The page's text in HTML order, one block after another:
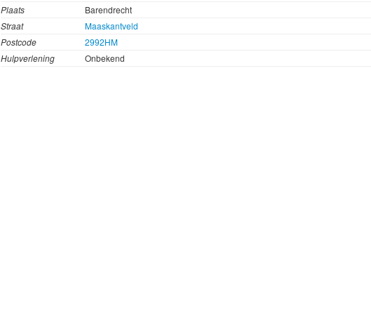
Plaats
Barendrecht
Straat
Maaskantveld
Postcode
2992HM
Hulpverlening
Onbekend